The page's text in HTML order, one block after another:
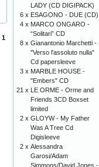
1
LADY (CD DIGIPACK)
6 x ESAGONO - DUE (CD)
4 x MARCO ONGARO -
“Solitari” CD
8 x Gianantonio Marchetti -
"Verso l'assoluto nulla"
Cd papersleeve
3 x MARBLE HOUSE -
"Embers" CD
21 x LE ORME - Orme and
Friends 3CD Boxset
limited
2 x GLOYW - My Father
Was A Tree Cd
Digisleeve
2 x Alessandra
Garosi/Adam
Simmons/David Jones -